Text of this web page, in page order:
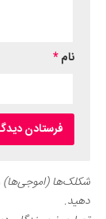
نام*
شکلک‌ها (اموجی‌ها)
دهید.